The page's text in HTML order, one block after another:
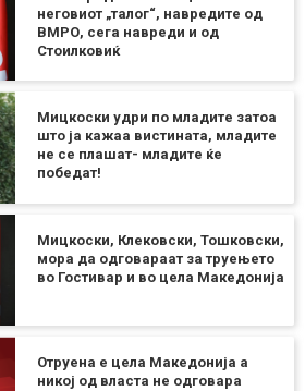
неговиот „талог“, навредите од
ВМРО, сега навреди и од
Стоилковиќ
Мицкоски удри по младите затоа
што ја кажаа вистината, младите
не се плашат- младите ќе
победат!
Мицкоски, Клековски, Тошковски,
мора да одговараат за труењето
во Гостивар и во цела Македонија
Отруена е цела Македонија а
никој од власта не одговара